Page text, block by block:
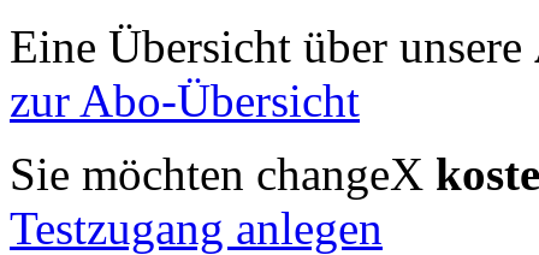
Eine Übersicht über unsere
zur Abo-Übersicht
Sie möchten changeX
Testzugang anlegen